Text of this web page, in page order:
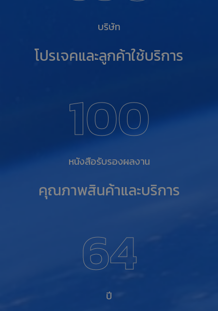
บริษัท
โปรเจคและลูกค้าใช้​บริการ​
100
หนังสือ​รับรอง​ผลงาน
คุณภาพสินค้า​และ​บริการ​
64
ปี